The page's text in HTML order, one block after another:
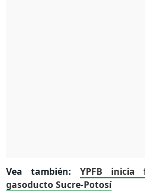
Vea también: YPFB inicia
gasoducto Sucre-Potosí